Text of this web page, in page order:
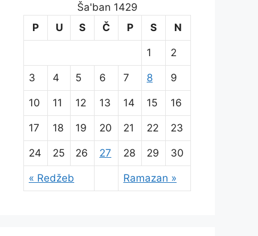
Ša'ban 1429
P
U S Č P S N
« Redžeb Ramazan »
1 2
3 4 5 6 7 8 9
10 11 12 13 14 15 16
17 18 19 20 21 22 23
24 25 26 27 28 29 30